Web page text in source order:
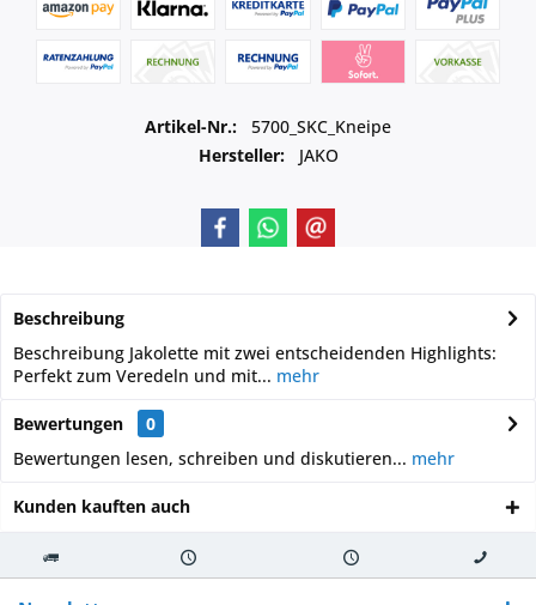
Artikel-Nr.:
5700_SKC_Kneipe
Hersteller:
JAKO
Beschreibung
Beschreibung Jakolette mit zwei entscheidenden Highlights:
Perfekt zum Veredeln und mit... mehr
Bewertungen
0
Bewertungen lesen, schreiben und diskutieren... mehr
Kunden kauften auch
Kostenloser Versand innerhalb von Versand von So erreichen